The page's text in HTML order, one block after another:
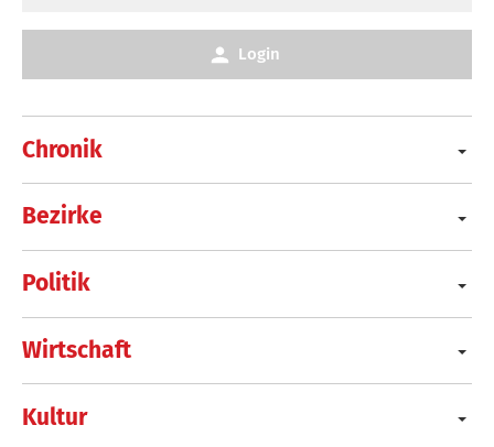
Chronik
Bezirke
Politik
Wirtschaft
Kultur
Login